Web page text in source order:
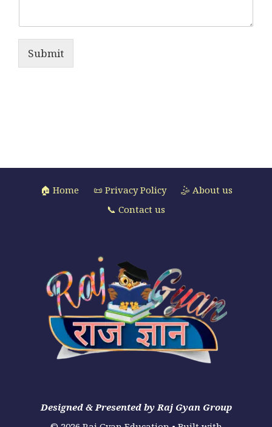
Submit
🏠 Home 📜 Privacy Policy
🤹 About us
📞 Contact us
Designed & Presented by Raj Gyan Group